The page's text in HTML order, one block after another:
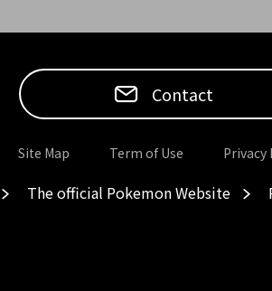
Contact
Site Map Term of Use Privacy
The official Pokemon Website